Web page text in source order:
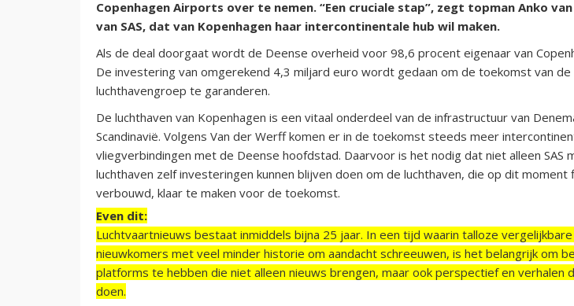
Copenhagen Airports over te nemen. “Een cruciale stap”, zegt topman Anko
van SAS, dat van Kopenhagen haar intercontinentale hub wil maken.
Als de deal doorgaat wordt de Deense overheid voor 98,6 procent eigenaar van
De investering van omgerekend 4,3 miljard euro wordt gedaan om de toekomst van de
luchthavengroep te garanderen.
De luchthaven van Kopenhagen is een vitaal onderdeel van de infrastructuur van
Scandinavië. Volgens Van der Werff komen er in de toekomst steeds meer
vliegverbindingen met de Deense hoofdstad. Daarvoor is het nodig dat niet alleen SAS
luchthaven zelf investeringen kunnen blijven doen om de luchthaven, die op dit moment
verbouwd, klaar te maken voor de toekomst.
Even dit:
Luchtvaartnieuws bestaat inmiddels bijna 25 jaar. In een tijd waarin talloze
nieuwkomers met veel minder historie om aandacht schreeuwen, is het belangrijk om
platforms te hebben die niet alleen nieuws brengen, maar ook perspectief en verhalen
doen.